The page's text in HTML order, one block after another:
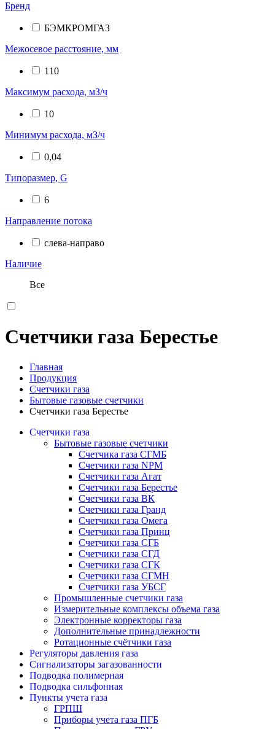
Бренд
БЭМКРОМГАЗ
Межосевое расстояние, мм
110
Максимум расхода, мЗ/ч
10
Минимум расхода, мЗ/ч
0,04
Типоразмер, G
6
Направление потока
слева-направо
Наличие
Все
Счетчики газа Берестье
Главная
Продукция
Счетчики газа
Бытовые газовые счетчики
Счетчики газа Берестье
Счетчики газа
Бытовые газовые счетчики
Счетчика газа СГМБ
Счетчики газа NPM
Счетчики газа Агат
Счетчики газа Берестье
Счетчики газа ВК
Счетчики газа Гранд
Счетчики газа Омега
Счетчики газа Принц
Счетчики газа СГБ
Счетчики газа СГД
Счетчики газа СГК
Счетчики газа СГМН
Счетчики газа УБСГ
Промышленные счетчики газа
Измерительные комплексы объема газа
Электронные корректоры газа
Дополнительные принадлежности
Ротационные счётчики газа
Регуляторы давления газа
Сигнализаторы загазованности
Подводка полимерная
Подводка сильфонная
Пункты учета газа
ГРПШ
Приборы учета газа ПГБ